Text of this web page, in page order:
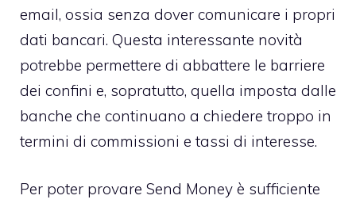
email, ossia senza dover comunicare i propri
dati bancari. Questa interessante novità
potrebbe permettere di abbattere le barriere
dei confini e, sopratutto, quella imposta dalle
banche che continuano a chiedere troppo in
termini di commissioni e tassi di interesse.
Per poter provare Send Money è sufficiente